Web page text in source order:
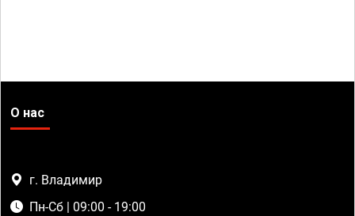
О нас
г. Владимир
Пн-Сб | 09:00 - 19:00